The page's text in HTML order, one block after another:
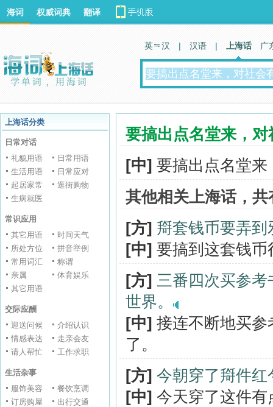
海词 权威词典 翻译
英 汉 | 汉语 | 上海话 广
上海话分类
日常对话
礼貌用语
日常用语
生活用语
日常应对
起居家常
逛街购物
生病就医
常识应用
其它用语
时间天气
所处方位
拼音举例
常用词汇
称谓
亲属
体育娱乐
其它用语
交际应酬
迎送问候
介绍认识
情感表达
走亲会友
请人帮忙
工作求职
生活杂事
服饰美容
餐饮烹调
订房购屋
出行交通
要搞出点名堂来，
[中] 要搞出点名堂
其他相关上海话，共
[方] 搿套钱币要弄
[中] 要搞到这套钱
[方] 三番四次买参
世界。
[中] 接连不断地买
了。
[方] 今朝穿了搿件
[中] 今天穿了这件